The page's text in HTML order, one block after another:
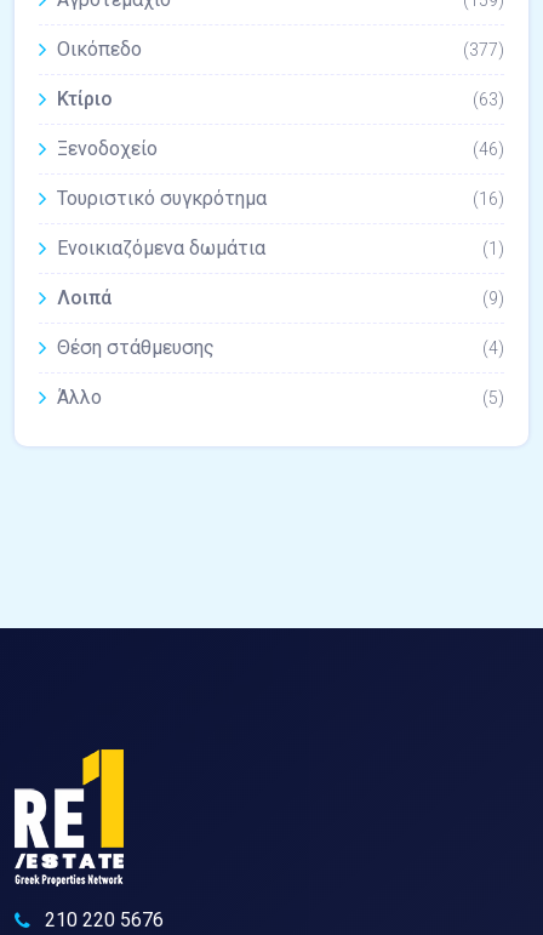
Οικόπεδο (377)
Κτίριο (63)
Ξενοδοχείο (46)
Τουριστικό συγκρότημα (16)
Ενοικιαζόμενα δωμάτια (1)
Λοιπά (9)
Θέση στάθμευσης (4)
Άλλο (5)
210 220 5676